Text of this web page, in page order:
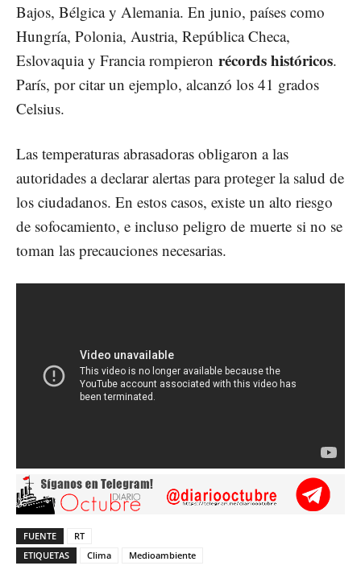
Bajos, Bélgica y Alemania. En junio, países como
Hungría, Polonia, Austria, República Checa,
Eslovaquia y Francia rompieron récords históricos.
París, por citar un ejemplo, alcanzó los 41 grados
Celsius.
Las temperaturas abrasadoras obligaron a las
autoridades a declarar alertas para proteger la salud de
los ciudadanos. En estos casos, existe un alto riesgo
de sofocamiento, e incluso peligro de muerte si no se
toman las precauciones necesarias.
FUENTE
RT
ETIQUETAS
Clima Medioambiente